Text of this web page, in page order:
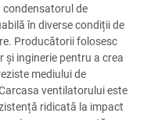
condensatorul de
în diverse condiții de
Producătorii folosesc
inginerie pentru a crea
mediului de
ventilatorului este
ridicată la impact